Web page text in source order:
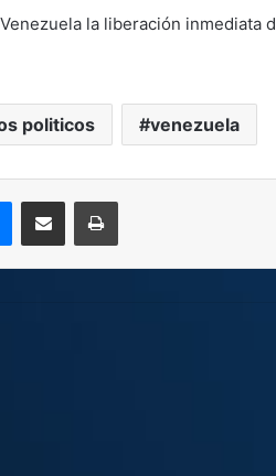
la liberación inmediata
politicos venezuela
MessengerCompartir por correo electrónicoImprimir